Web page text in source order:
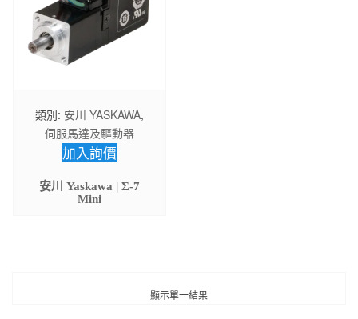
類別: 安川 YASKAWA,
伺服馬達及驅動器
加入詢價
安川 Yaskawa | Σ-7
Mini
顯示單一結果